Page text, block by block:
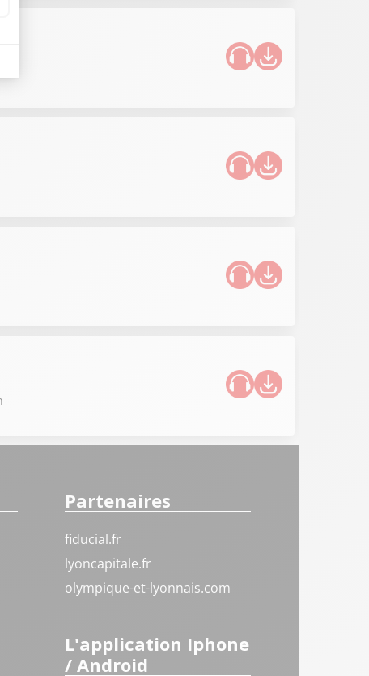
Partenaires
fiducial.fr
lyoncapitale.fr
olympique-et-lyonnais.com
L'application Iphone
/ Android